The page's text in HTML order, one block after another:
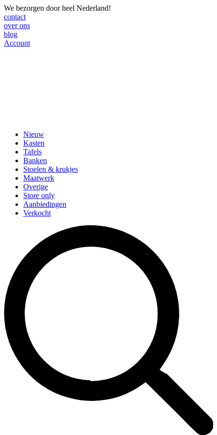
We bezorgen door heel Nederland!
contact
over ons
blog
Account
Nieuw
Kasten
Tafels
Banken
Stoelen & krukjes
Maatwerk
Overige
Store only
Aanbiedingen
Verkocht